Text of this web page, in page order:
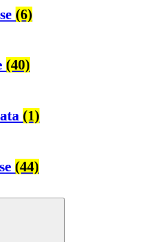
(6)
(40)
(1)
(44)